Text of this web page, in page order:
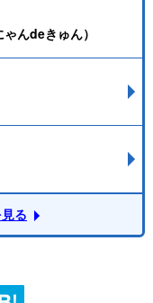
んdeきゅん）
る